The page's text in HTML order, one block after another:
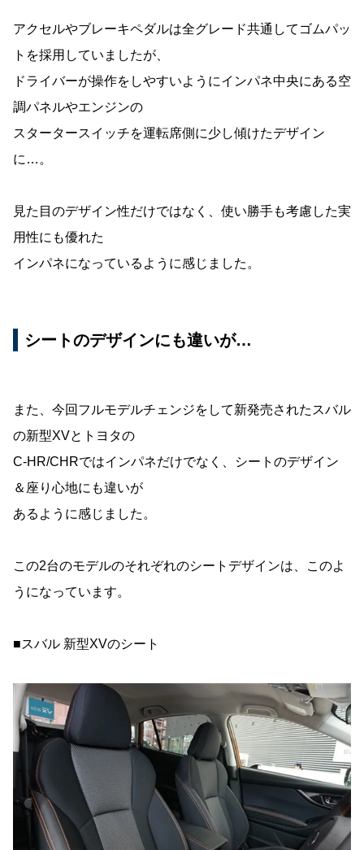
アクセルやブレーキペダルは全グレード共通してゴムパッ
トを採用していましたが、
ドライバーが操作をしやすいようにインパネ中央にある空
調パネルやエンジンの
スタータースイッチを運転席側に少し傾けたデザイン
に…。
見た目のデザイン性だけではなく、使い勝手も考慮した実
用性にも優れた
インパネになっているように感じました。
シートのデザインにも違いが…
また、今回フルモデルチェンジをして新発売されたスバル
の新型XVとトヨタの
C-HR/CHRではインパネだけでなく、シートのデザイン
＆座り心地にも違いが
あるように感じました。
この2台のモデルのそれぞれのシートデザインは、このよ
うになっています。
■スバル 新型XVのシート